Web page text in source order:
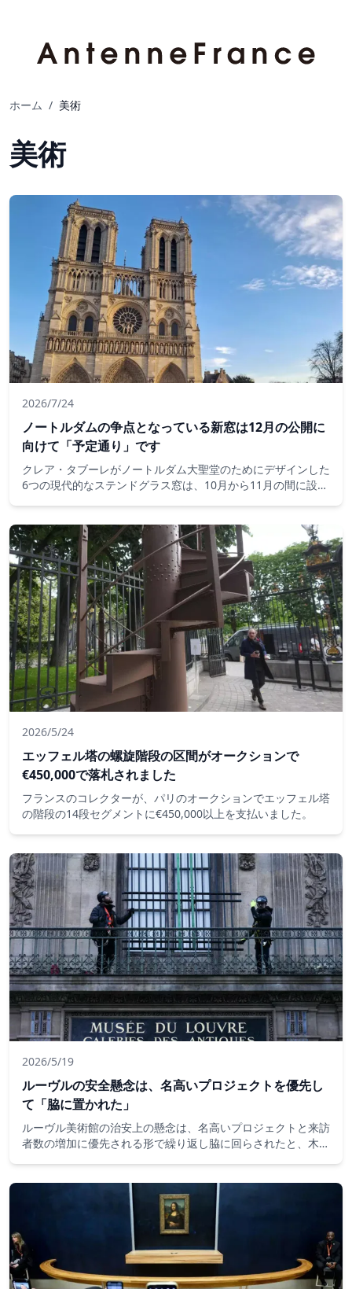
ホーム / 美術
美術
2026/7/24
ノートルダムの争点となっている新窓は12月の公開に
向けて「予定通り」です
クレア・タブーレがノートルダム大聖堂のためにデザインした
6つの現代的なステンドグラス窓は、10月から11月の間に設置
2026/5/24
エッフェル塔の螺旋階段の区間がオークションで
€450,000で落札されました
フランスのコレクターが、パリのオークションでエッフェル塔
の階段の14段セグメントに€450,000以上を支払いました。
2026/5/19
ルーヴルの安全懸念は、名高いプロジェクトを優先し
て「脇に置かれた」
ルーヴル美術館の治安上の懸念は、名高いプロジェクトと来訪
者数の増加に優先される形で繰り返し脇に回らされたと、木曜